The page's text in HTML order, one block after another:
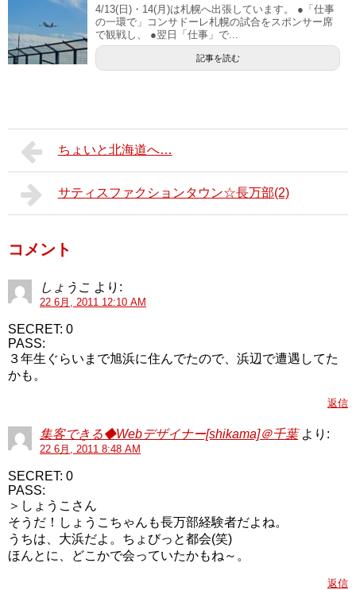
4/13(日)・14(月)は札幌へ出張しています。 ●「仕事
の一環で」コンサドーレ札幌の試合をスポンサー席
で観戦し、 ●翌日「仕事」で...
記事を読む
ちょいと北海道へ…
サティスファクションタウン☆長万部(2)
コメント
しょうこ より:
22 6月, 2011 12:10 AM
SECRET: 0
PASS:
３年生ぐらいまで旭浜に住んでたので、浜辺で遭遇してた
かも。
返信
集客できる◆Webデザイナー[shikama]＠千葉 より:
22 6月, 2011 8:48 AM
SECRET: 0
PASS:
＞しょうこさん
そうだ！しょうこちゃんも長万部経験者だよね。
うちは、大浜だよ。ちょびっと都会(笑)
ほんとに、どこかで会っていたかもね～。
返信